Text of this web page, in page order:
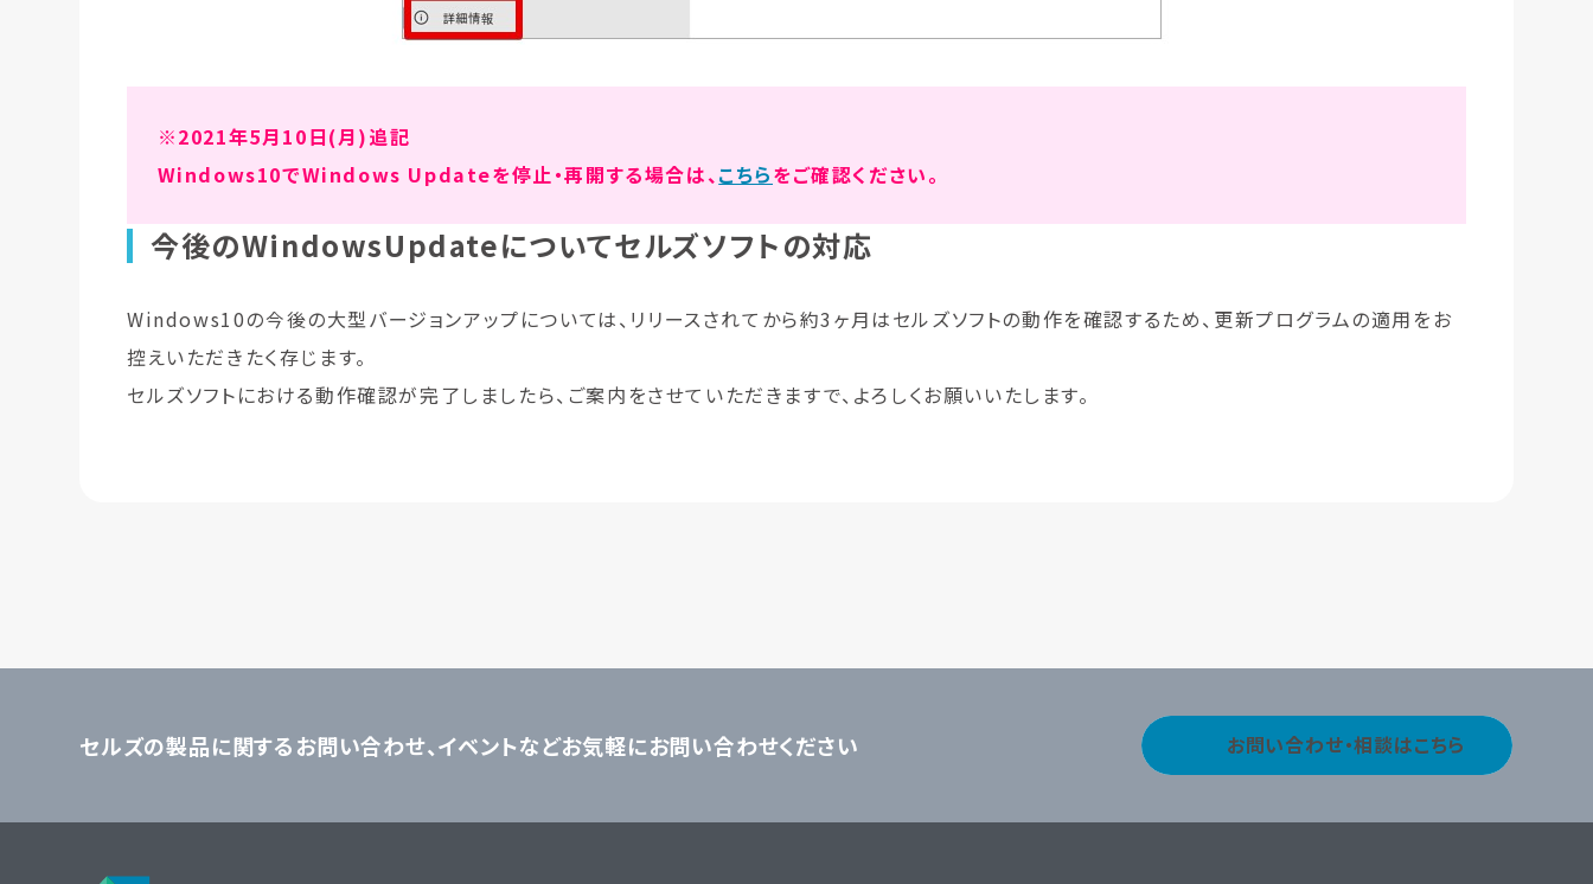
※2021年5月10日(月)追記
Windows10でWindows Updateを停止・再開する場合は、こちらをご確認ください。
今後のWindowsUpdateについてセルズソフトの対応
Windows10の今後の大型バージョンアップについては、リリースされてから約3ヶ月はセルズソフトの動作を確認するため、更新プログラムの適用をお
控えいただきたく存じます。
セルズソフトにおける動作確認が完了しましたら、ご案内をさせていただきますで、よろしくお願いいたします。
セルズの製品に関するお問い合わせ、イベントなどお気軽にお問い合わせください お問い合わせ・相談はこちら